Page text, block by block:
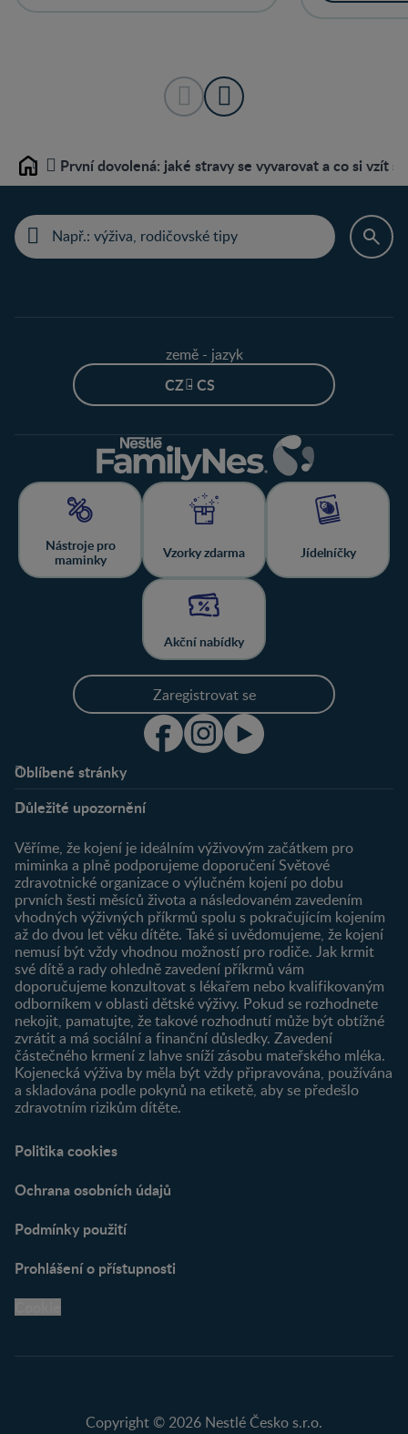
Home První dovolená: jaké stravy se vyvarovat a co si vzít s
země - jazyk
CZ - CS
Nástroje pro
maminky
Vzorky zdarma Jídelníčky
Akční nabídky
Zaregistrovat se
Oblíbené stránky
O nás
Můj účet
Registrace
Newsletter
Přihlášení
Produkty
Najít produkt
Důležité upozornění
Věříme, že kojení je ideálním výživovým začátkem pro
miminka a plně podporujeme doporučení Světové
zdravotnické organizace o výlučném kojení po dobu
prvních šesti měsíců života a následovaném zavedením
vhodných výživných příkrmů spolu s pokračujícím kojením
až do dvou let věku dítěte. Také si uvědomujeme, že kojení
nemusí být vždy vhodnou možností pro rodiče. Jak krmit
své dítě a rady ohledně zavedení příkrmů vám
doporučujeme konzultovat s lékařem nebo kvalifikovaným
odborníkem v oblasti dětské výživy. Pokud se rozhodnete
nekojit, pamatujte, že takové rozhodnutí může být obtížné
zvrátit a má sociální a finanční důsledky. Zavedení
částečného krmení z lahve sníží zásobu mateřského mléka.
Kojenecká výživa by měla být vždy připravována, používána
a skladována podle pokynů na etiketě, aby se předešlo
zdravotním rizikům dítěte.
Politika cookies
Ochrana osobních údajů
Podmínky použití
Prohlášení o přístupnosti
Copyright © 2026 Nestlé Česko s.r.o.